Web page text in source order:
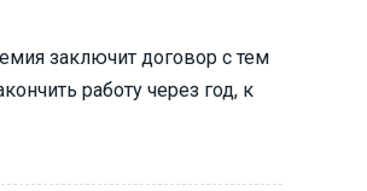
заключит договор с тем
работу через год, к